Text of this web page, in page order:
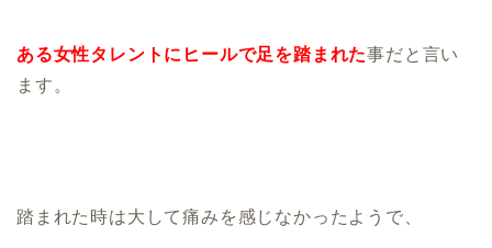
ある女性タレントにヒールで足を踏まれた事だと言い
ます。
踏まれた時は大して痛みを感じなかったようで、